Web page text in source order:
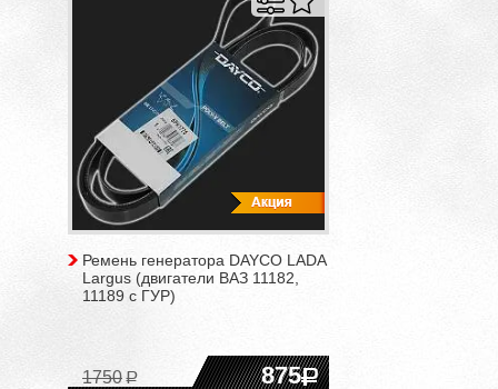
Ремень генератора DAYCO LADA
Largus (двигатели ВАЗ 11182,
11189 c ГУР)
875
1750